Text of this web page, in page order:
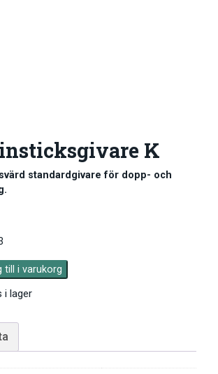
K
standardgivare för dopp- och
till i varukorg
i lager